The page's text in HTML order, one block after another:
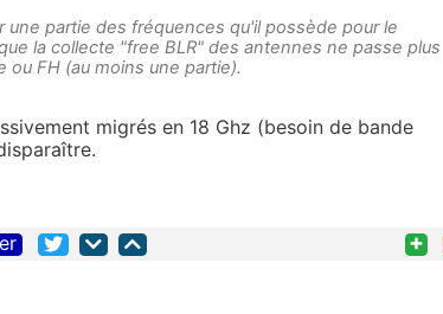
une partie des fréquences qu'il possède pour le
la collecte "free BLR" des antennes ne passe plus
ou FH (au moins une partie).
migrés en 18 Ghz (besoin de bande
+